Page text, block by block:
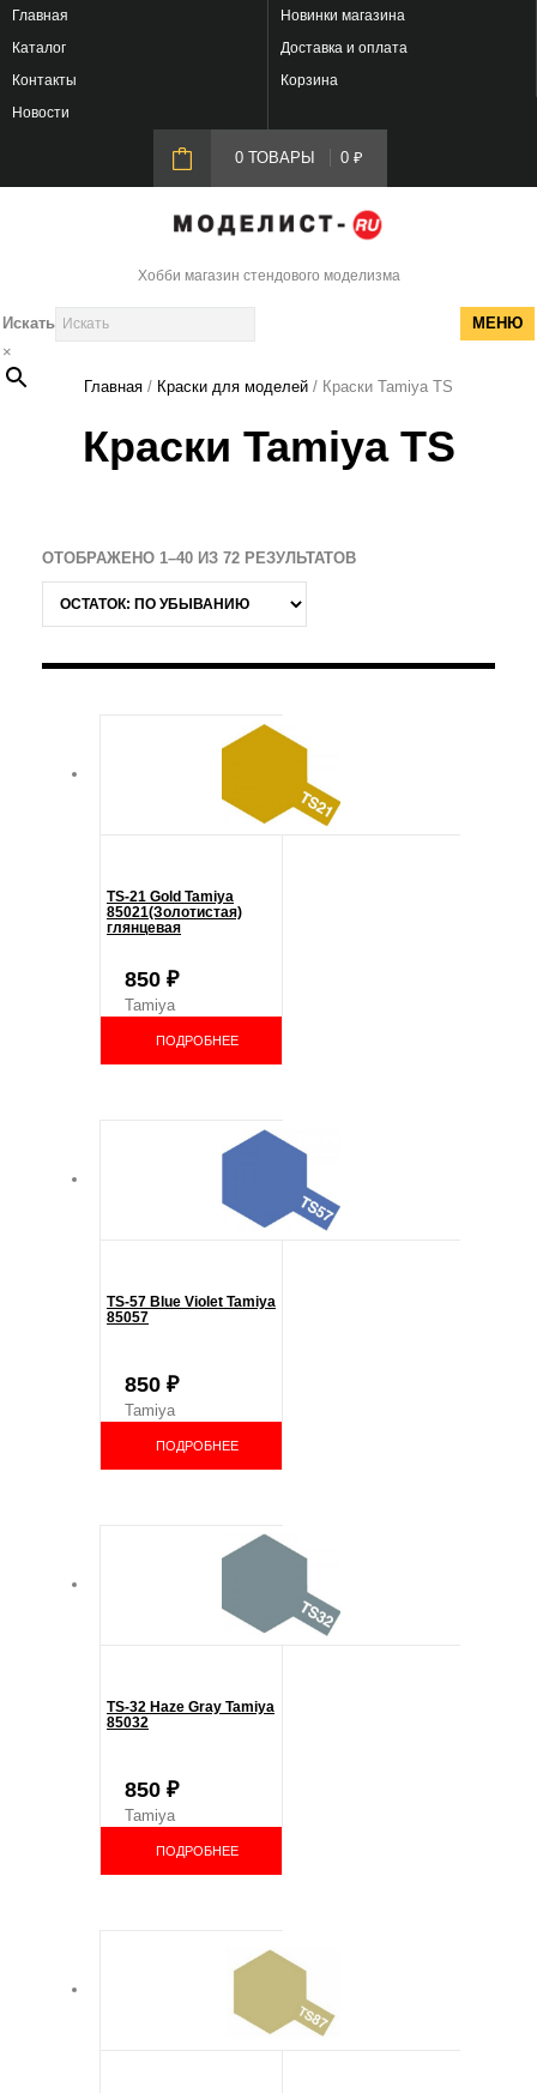
Главная
Новинки магазина
Каталог
Доставка и оплата
Контакты
Корзина
Новости
0 ТОВАРЫ 0 ₽
Хобби магазин стендового моделизма
МЕНЮ
Искать
×
Главная / Краски для моделей / Краски Tamiya TS
Краски Tamiya TS
ОТОБРАЖЕНО 1–40 ИЗ 72 РЕЗУЛЬТАТОВ
TS-21 Gold Tamiya
85021(Золотистая)
глянцевая
850 ₽
Tamiya
ПОДРОБНЕЕ
TS-57 Blue Violet Tamiya
85057
850 ₽
Tamiya
ПОДРОБНЕЕ
TS-32 Haze Gray Tamiya
85032
850 ₽
Tamiya
ПОДРОБНЕЕ